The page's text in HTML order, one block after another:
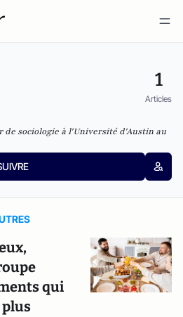
1
Articles
de sociologie à l'Université d'Austin au
qui